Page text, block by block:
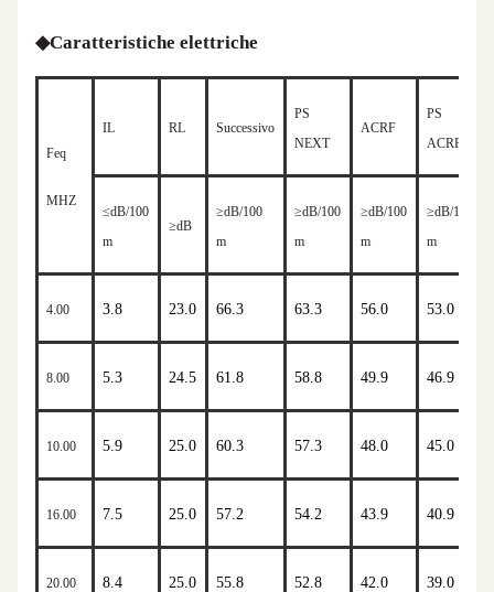
◆Caratteristiche elettriche
Feq
MHZ
IL RL Successivo
PS
NEXT
ACRF
PS
ACRF
≤dB/100
m
≥dB
≥dB/100
m
≥dB/100
m
≥dB/100
m
≥dB/100
m
4.00 3.8 23.0 66.3 63.3 56.0 53.0
8.00 5.3 24.5 61.8 58.8 49.9 46.9
10.00 5.9 25.0 60.3 57.3 48.0 45.0
16.00 7.5 25.0 57.2 54.2 43.9 40.9
20.00 8.4 25.0 55.8 52.8 42.0 39.0